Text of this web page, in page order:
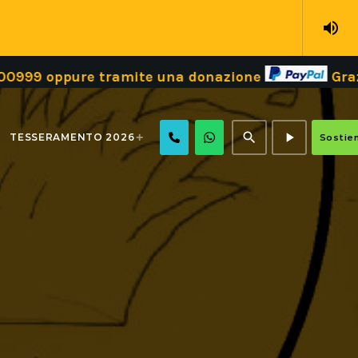
volume_up
oppure tramite una donazione Grazie!
TESSERAMENTO 2026 search play_arrow